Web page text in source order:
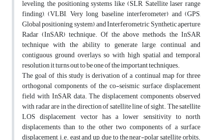
leveling, the positioning systems like (SLR, Satellite laser range
finding), (VLBI, Very long baseline interferometer) and (GPS,
Global positioning system), and Interferometric Synthetic aperture
Radar (InSAR) technique. Of the above methods, the InSAR
technique with the ability to generate large, continual and
contiguous ground overlays, so with high spatial and temporal
resolution it turns out to be one of the important techniques.
The goal of this study is derivation of a continual map for three
orthogonal components of the co-seismic surface displacement
field with InSAR data. The displacement components observed
with radar are in the direction of satellite line of sight. The satellite
LOS displacement vector has a lower sensitivity to north
displacements than to the other two components of a surface